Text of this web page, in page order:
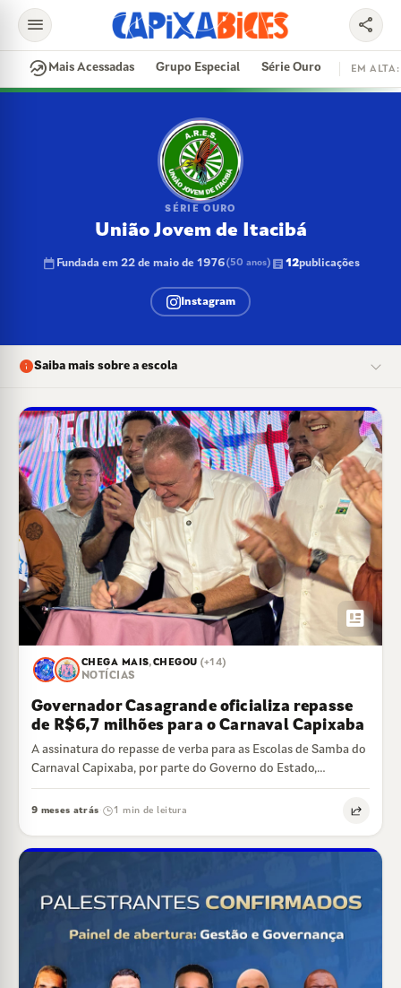
search
VAI E VEM
DISPUTA DE SAMBA SAMBA-ENREDO
EVENTOS
menu share
whatshot Mais Acessadas Grupo Especial Série Ouro EM ALTA:
SÉRIE OURO
União Jovem de Itacibá
calendar_today Fundada em 22 de maio de 1976(50 anos) article 12publicações
Instagram
infoSaiba mais sobre a escola
newsmode
CHEGA MAIS,CHEGOU (+14)
NOTÍCIAS
Governador Casagrande oficializa repasse
de R$6,7 milhões para o Carnaval Capixaba
A assinatura do repasse de verba para as Escolas de Samba do
Carnaval Capixaba, por parte do Governo do Estado,
aconteceu na…
9 meses atrás 1 min de leitura